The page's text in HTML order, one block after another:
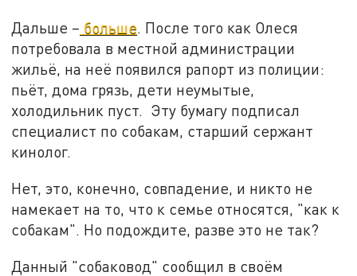
Дальше – больше. После того как Олеся
потребовала в местной администрации
жильё, на неё появился рапорт из полиции:
пьёт, дома грязь, дети неумытые,
холодильник пуст. Эту бумагу подписал
специалист по собакам, старший сержант
кинолог.
Нет, это, конечно, совпадение, и никто не
намекает на то, что к семье относятся, "как к
собакам". Но подождите, разве это не так?
Данный "собаковод" сообщил в своём